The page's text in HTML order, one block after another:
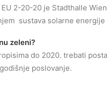
2-20-20 je Stadthalle
sustava solarne energije
zeleni?
do 2020. trebati
poslovanje.